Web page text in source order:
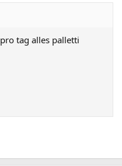
tag alles palletti